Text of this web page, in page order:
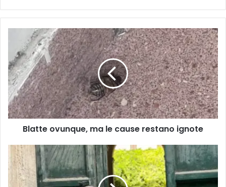
ovunque,
ma
le
cause
restano
ignote
Blatte ovunque, ma le cause restano ignote
Zara:
crisi